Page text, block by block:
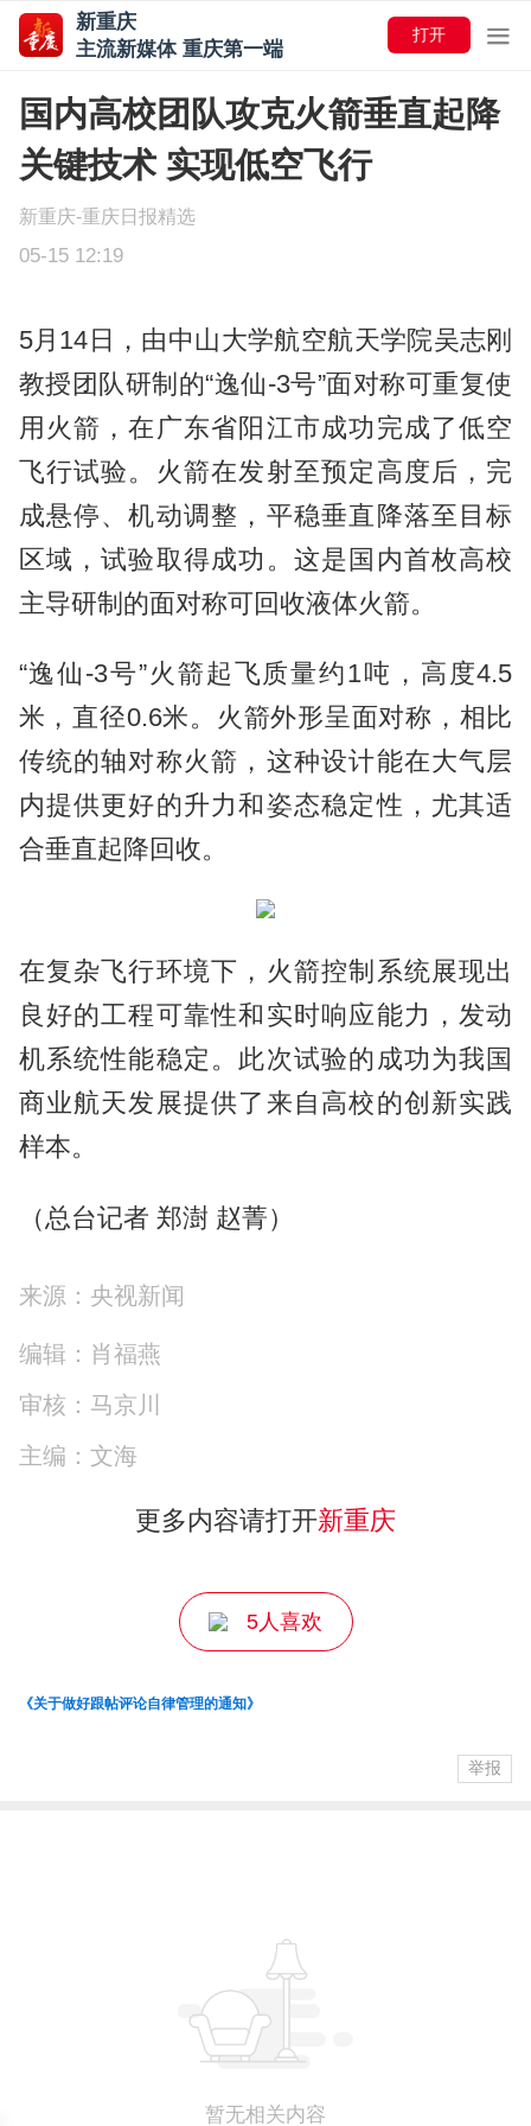
新重庆
主流新媒体 重庆第一端
打开
国内高校团队攻克火箭垂直起降
关键技术 实现低空飞行
新重庆-重庆日报精选
05-15 12:19
5月14日，由中山大学航空航天学院吴志刚
教授团队研制的“逸仙-3号”面对称可重复使
用火箭，在广东省阳江市成功完成了低空
飞行试验。火箭在发射至预定高度后，完
成悬停、机动调整，平稳垂直降落至目标
区域，试验取得成功。 这是国内首枚高校
主导研制的面对称可回收液体火箭。
“逸仙-3号”火箭起飞质量约1吨，高度4.5
米，直径0.6米。火箭外形呈面对称，相比
传统的轴对称火箭，这种设计能在大气层
内提供更好的升力和姿态稳定性，尤其适
合垂直起降回收。
在复杂飞行环境下，火箭控制系统展现出
良好的工程可靠性和实时响应能力，发动
机系统性能稳定。此次试验的成功为我国
商业航天发展提供了来自高校的创新实践
样本。
（总台记者 郑澍 赵菁）
来源：央视新闻
编辑：肖福燕
审核：马京川
主编：文海
更多内容请打开新重庆
5人喜欢
《关于做好跟帖评论自律管理的通知》
举报
暂无相关内容